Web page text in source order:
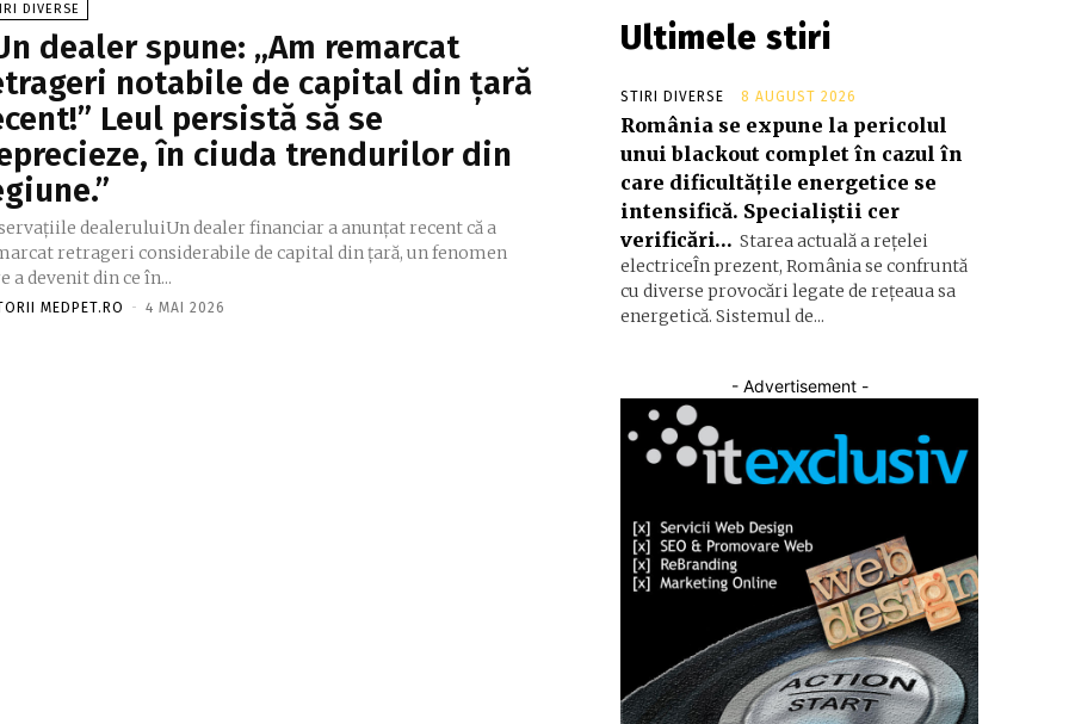
DIVERSE
dealer spune: „Am remarcat
notabile de capital din țară
Leul persistă să se
în ciuda trendurilor din
dealeruluiUn dealer financiar a anunțat recent că a
retrageri considerabile de capital din țară, un fenomen
a devenit din ce în...
MEDPET.RO - 4 MAI 2026
Ultimele stiri
STIRI DIVERSE 8 AUGUST 2026
România se expune la pericolul
unui blackout complet în cazul în
care dificultățile energetice se
intensifică. Specialiștii cer
verificări… Starea actuală a rețelei
electriceÎn prezent, România se confruntă
cu diverse provocări legate de rețeaua sa
energetică. Sistemul de...
- Advertisement -